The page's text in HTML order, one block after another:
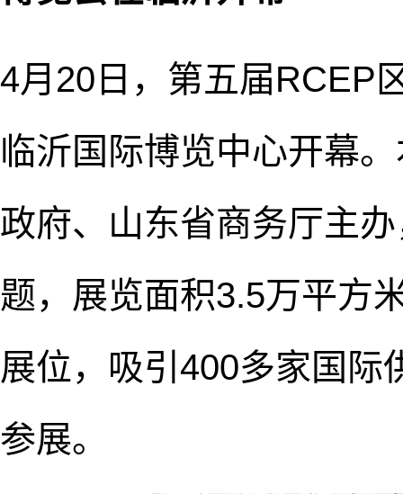
4月20日，第五届RCEP
临沂国际博览中心开幕
政府、山东省商务厅主办
题，展览面积3.5万平方
展位，吸引400多家国际
参展。